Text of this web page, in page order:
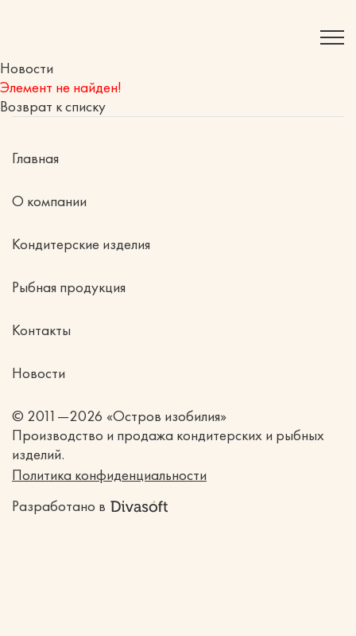
Новости
Элемент не найден!
Возврат к списку
© 2011—2026 «Остров изобилия»
Производство и продажа кондитерских и рыбных
изделий.
Политика конфиденциальности
Разработано в
Главная
О компании
Кондитерские изделия
Рыбная продукция
Контакты
Новости